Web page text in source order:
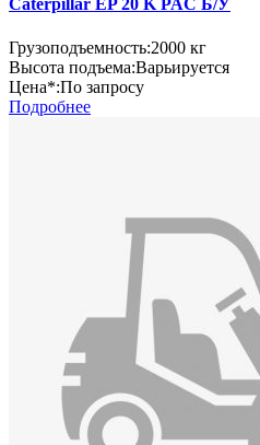
Caterpillar EP 20 K PAC Б/У
Грузоподъемность:2000 кг
Высота подъема:Варьируется
Цена*:По запросу
Подробнее